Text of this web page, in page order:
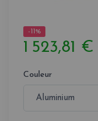
-11%
1 523,81 €
Couleur